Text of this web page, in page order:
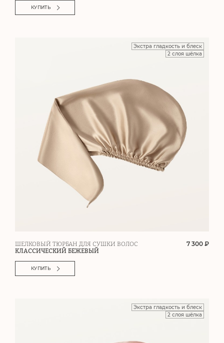
КУПИТЬ
Экстра гладкость и блеск
2 слоя шёлка
ШЕЛКОВЫЙ ТЮРБАН ДЛЯ СУШКИ ВОЛОС
КЛАССИЧЕСКИЙ БЕЖЕВЫЙ
7 300 ₽
КУПИТЬ
Экстра гладкость и блеск
2 слоя шёлка